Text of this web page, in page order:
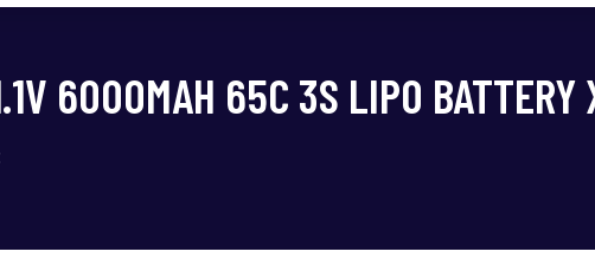
6000MAH 65C 3S LIPO